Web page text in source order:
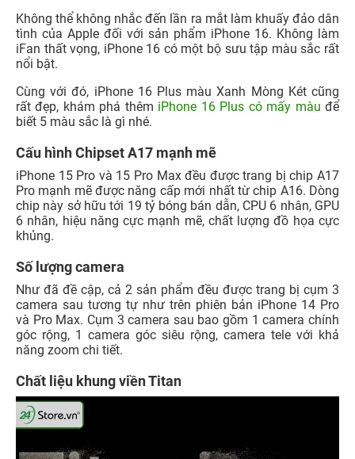
Không thể không nhắc đến lần ra mắt làm khuấy đảo dân
tình của Apple đối với sản phẩm iPhone 16. Không làm
iFan thất vọng, iPhone 16 có một bộ sưu tập màu sắc rất
nổi bật.
Cùng với đó, iPhone 16 Plus màu Xanh Mòng Két cũng
rất đẹp, khám phá thêm iPhone 16 Plus có mấy màu để
biết 5 màu sắc là gì nhé.
Cấu hình Chipset A17 mạnh mẽ
iPhone 15 Pro và 15 Pro Max đều được trang bị chip A17
Pro mạnh mẽ được năng cấp mới nhất từ chip A16. Dòng
chip này sở hữu tới 19 tỷ bóng bán dẫn, CPU 6 nhân, GPU
6 nhân, hiệu năng cực mạnh mẽ, chất lượng đồ họa cực
khủng.
Số lượng camera
Như đã đề cập, cả 2 sản phẩm đều được trang bị cụm 3
camera sau tương tự như trên phiên bản iPhone 14 Pro
và Pro Max. Cụm 3 camera sau bao gồm 1 camera chính
góc rộng, 1 camera góc siêu rộng, camera tele với khả
năng zoom chi tiết.
Chất liệu khung viền Titan